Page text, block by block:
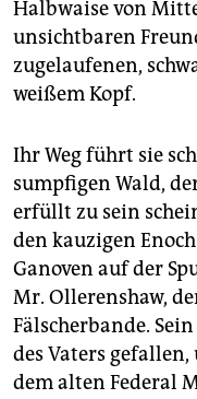
Halbwaise von
unsichtbaren
zugelaufenen,
weißem Kopf.
Ihr Weg führt sie
sumpfigen Wald,
erfüllt zu sein
den kauzigen
Ganoven auf der
Mr. Ollerenshaw,
Fälscherbande.
des Vaters
dem alten Fede­ral